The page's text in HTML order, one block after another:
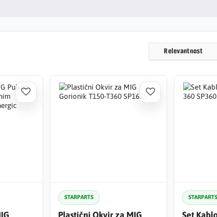
Relevantnost
STARPARTS
Plastični Okvir za MIG
Set